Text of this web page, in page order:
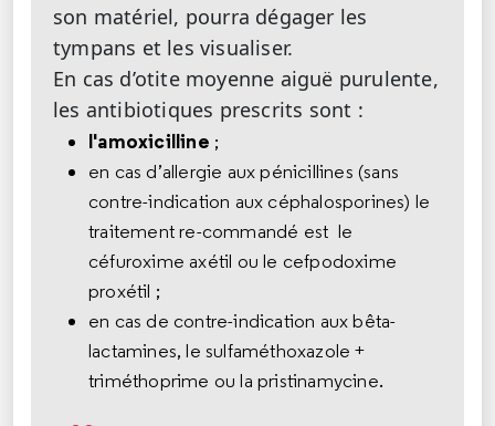
son matériel, pourra dégager les
tympans et les visualiser.
En cas d’otite moyenne aiguë purulente,
les antibiotiques prescrits sont :
l'amoxicilline ;
en cas d’allergie aux pénicillines (sans
contre-indication aux céphalosporines) le
traitement re-commandé est le
céfuroxime axétil ou le cefpodoxime
proxétil ;
en cas de contre-indication aux bêta-
lactamines, le sulfaméthoxazole +
triméthoprime ou la pristinamycine.